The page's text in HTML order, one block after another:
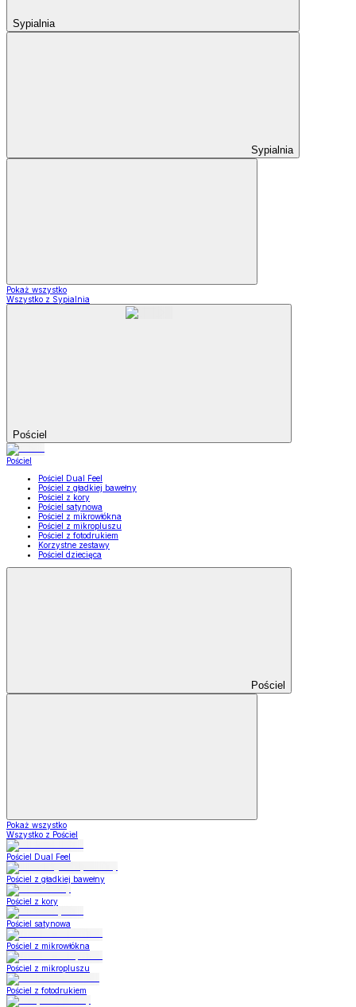
Sypialnia
Sypialnia
Pokaż wszystko
Wszystko z Sypialnia
Pościel
Pościel
Pościel Dual Feel
Pościel z gładkiej bawełny
Pościel z kory
Pościel satynowa
Pościel z mikrowłókna
Pościel z mikropluszu
Pościel z fotodrukiem
Korzystne zestawy
Pościel dziecięca
Pościel
Pokaż wszystko
Wszystko z Pościel
Pościel Dual Feel
Pościel z gładkiej bawełny
Pościel z kory
Pościel satynowa
Pościel z mikrowłókna
Pościel z mikropluszu
Pościel z fotodrukiem